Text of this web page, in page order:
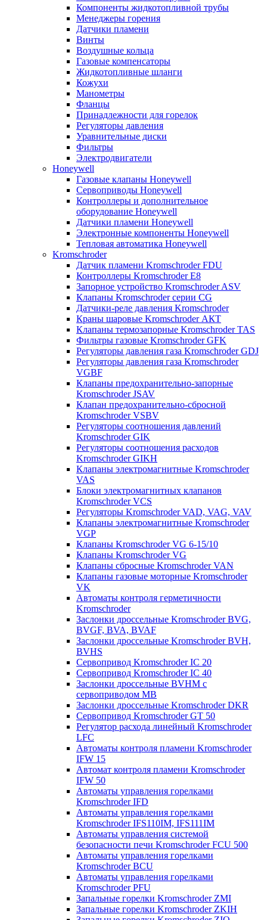
Компоненты жидкотопливной трубы
Менеджеры горения
Датчики пламени
Винты
Воздушные кольца
Газовые компенсаторы
Жидкотопливные шланги
Кожухи
Манометры
Фланцы
Принадлежности для горелок
Регуляторы давления
Уравнительные диски
Фильтры
Электродвигатели
Honeywell
Газовые клапаны Honeywell
Сервоприводы Honeywell
Контроллеры и дополнительное
оборудование Honeywell
Датчики пламени Honeywell
Электронные компоненты Honeywell
Тепловая автоматика Honeywell
Kromschroder
Датчик пламени Kromschroder FDU
Контроллеры Kromschroder E8
Запорное устройство Kromschroder ASV
Клапаны Kromschroder серии CG
Датчики-реле давления Kromschroder
Краны шаровые Kromschroder АКТ
Клапаны термозапорные Kromschroder TAS
Фильтры газовые Kromschroder GFK
Регуляторы давления газа Kromschroder GDJ
Регуляторы давления газа Kromschroder
VGBF
Клапаны предохранительно-запорные
Kromschroder JSAV
Клапан предохранительно-сбросной
Kromschroder VSBV
Регуляторы соотношения давлений
Kromschroder GIK
Регуляторы соотношения расходов
Kromschroder GIKH
Клапаны электромагнитные Kromschroder
VAS
Блоки электромагнитных клапанов
Kromschroder VCS
Регуляторы Kromschroder VAD, VAG, VAV
Клапаны электромагнитные Kromschroder
VGP
Клапаны Kromschroder VG 6-15/10
Клапаны Kromschroder VG
Клапаны сбросные Kromschroder VAN
Клапаны газовые моторные Kromschroder
VK
Автоматы контроля герметичности
Kromschroder
Заслонки дроссельные Kromschroder BVG,
BVGF, BVA, BVAF
Заслонки дроссельные Kromschroder BVH,
BVHS
Сервопривод Kromschroder IC 20
Сервопривод Kromschroder IC 40
Заслонки дроссельные BVHM с
сервоприводом МВ
Заслонки дроссельные Kromschroder DKR
Cервопривод Kromschroder GT 50
Регулятор расхода линейный Kromschroder
LFC
Автоматы контроля пламени Kromschroder
IFW 15
Автомат контроля пламени Kromschroder
IFW 50
Автоматы управления горелками
Kromschroder IFD
Автоматы управления горелками
Kromschroder IFS110IM, IFS111IM
Автоматы управления системой
безопасности печи Kromschroder FCU 500
Автоматы управления горелками
Kromschroder BCU
Автоматы управления горелками
Kromschroder PFU
Запальные горелки Kromschroder ZМI
Запальные горелки Kromschroder ZKIH